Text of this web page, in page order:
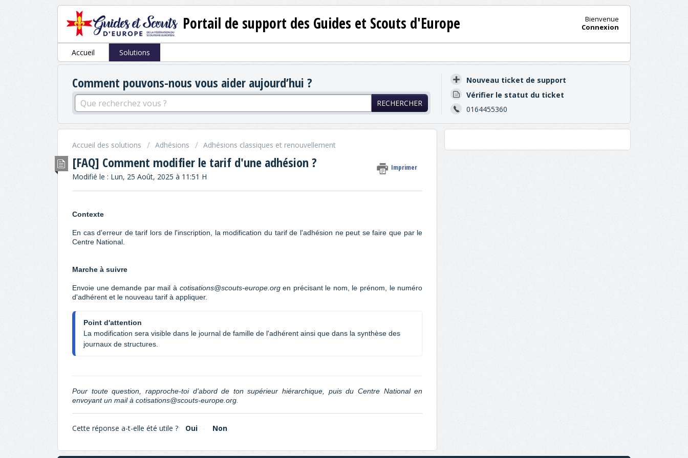
Portail de support des Guides et Scouts d'Europe
Bienvenue
Connexion
Accueil Solutions
Comment pouvons-nous vous aider aujourd’hui ?
RECHERCHER
Nouveau ticket de support
Vérifier le statut du ticket
0164455360
Accueil des solutions Adhésions Adhésions classiques et renouvellement
[FAQ] Comment modifier le tarif d'une adhésion ? Imprimer
Modifié le : Lun, 25 Août, 2025 à 11:51 H
Contexte
En cas d'erreur de tarif lors de l'inscription, la modification du tarif de l'adhésion ne peut se faire que par le
Centre National.
Marche à suivre
Envoie une demande par mail à cotisations@scouts-europe.org en précisant le nom, le prénom, le numéro
d'adhérent et le nouveau tarif à appliquer.
Point d'attention
La modification sera visible dans le journal de famille de l'adhérent ainsi que dans la synthèse des
journaux de structures.
Pour toute question, rapproche-toi d’abord de ton supérieur hiérarchique, puis du Centre National en
envoyant un mail à cotisations@scouts-europe.org
Cette réponse a-t-elle été utile ? Oui Non